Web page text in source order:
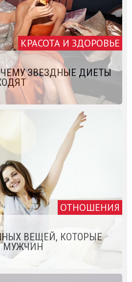
КРАСОТА И ЗДОРОВЬЕ
ЗВЕЗДНЫЕ ДИЕТЫ
ОТНОШЕНИЯ
ВЕЩЕЙ, КОТОРЫЕ
МУЖЧИН